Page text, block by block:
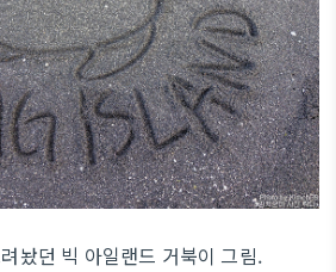
놨던 빅 아일랜드 거북이 그림.